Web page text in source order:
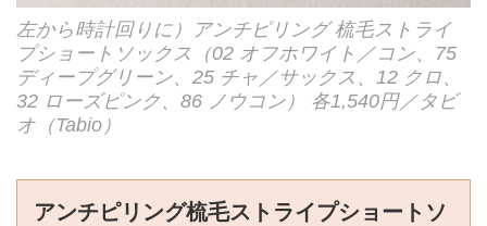
左から時計回りに）アンチピリング 梳毛ストライ
プショートソックス（02 オフホワイト／コン、75
ディープグリーン、25 チャ／サックス、12 クロ、
32 ローズピンク、86 ノウコン） 各1,540円／タビ
オ（Tabio）
アンチピリング梳毛ストライプショートソ